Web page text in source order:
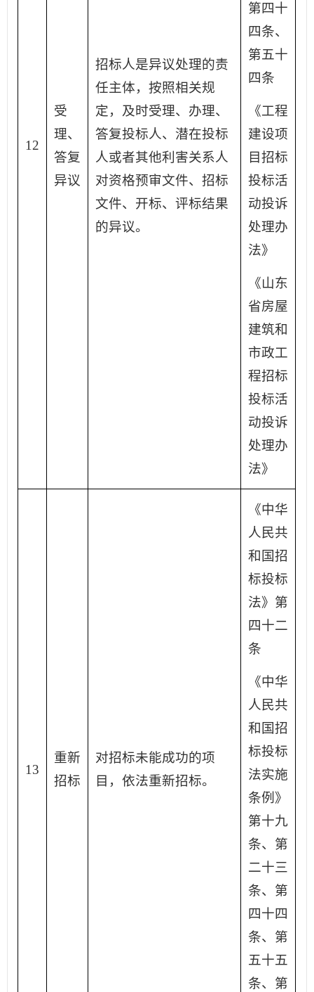
12
受
理、
答复
异议
招标人是异议处理的责
任主体，按照相关规
定，及时受理、办理、
答复投标人、潜在投标
人或者其他利害关系人
对资格预审文件、招标
文件、开标、评标结果
的异议。
第四十
四条、
第五十
四条
《工程
建设项
目招标
投标活
动投诉
处理办
法》
《山东
省房屋
建筑和
市政工
程招标
投标活
动投诉
处理办
法》
13
重新
招标
对招标未能成功的项
目，依法重新招标。
《中华
人民共
和国招
标投标
法》第
四十二
条
《中华
人民共
和国招
标投标
法实施
条例》
第十九
条、第
二十三
条、第
四十四
条、第
五十五
条、第